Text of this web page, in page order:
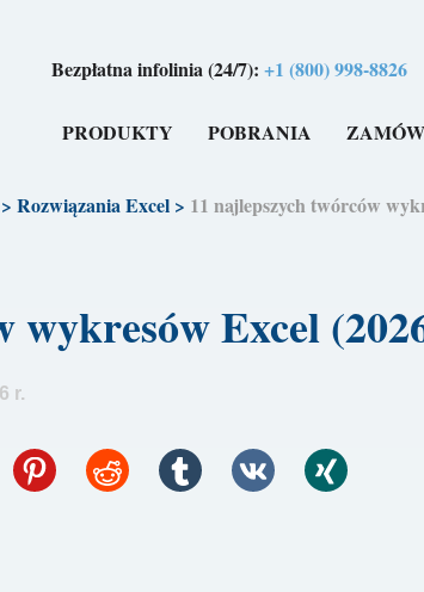
Bezpłatna infolinia (24/7):+1 (800) 998-8826
PRODUKTY POBRANIA
Rozwiązania Excel> 11 najlepszych twórców
wykresów Excel
r.